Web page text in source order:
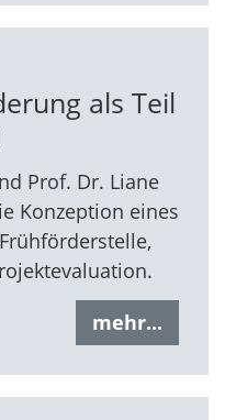
als Teil
Prof. Dr. Liane
Konzeption eines
mehr...